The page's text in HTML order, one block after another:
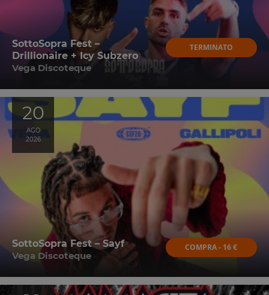
SottoSopra Fest –
Drillionaire + Icy Subzero
Vega Discoteque
TERMINATO
20
AGO
2026
SottoSopra Fest – Sayf
Vega Discoteque
COMPRA - 16 €